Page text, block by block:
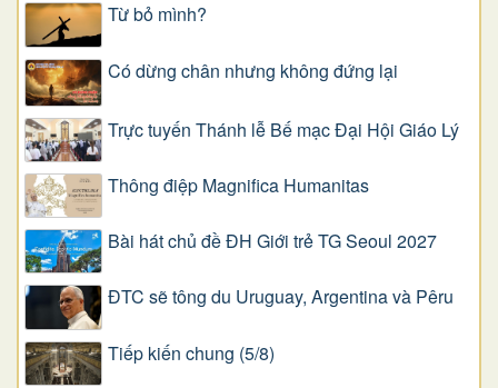
Từ bỏ mình?
Có dừng chân nhưng không đứng lại
Trực tuyến Thánh lễ Bế mạc Đại Hội Giáo Lý
Thông điệp Magnifica Humanitas
Bài hát chủ đề ĐH Giới trẻ TG Seoul 2027
ĐTC sẽ tông du Uruguay, Argentina và Pêru
Tiếp kiến chung (5/8)